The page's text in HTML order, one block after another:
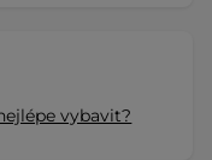
vybavit?